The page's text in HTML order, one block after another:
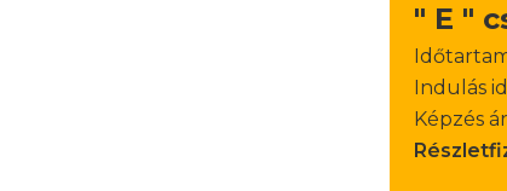
" E "
Indulás
Képzés